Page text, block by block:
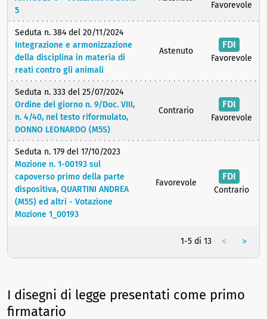
5
Favorevole
Seduta n. 384 del 20/11/2024
Integrazione e armonizzazione
della disciplina in materia di
reati contro gli animali
Astenuto
FDI
Favorevole
Seduta n. 333 del 25/07/2024
Ordine del giorno n. 9/Doc. VIII,
n. 4/40, nel testo riformulato,
DONNO LEONARDO (M5S)
Contrario
FDI
Favorevole
Seduta n. 179 del 17/10/2023
Mozione n. 1-00193 sul
capoverso primo della parte
dispositiva, QUARTINI ANDREA
(M5S) ed altri - Votazione
Mozione 1_00193
Favorevole
FDI
Contrario
1-5 di 13 < >
I disegni di legge presentati come primo
firmatario